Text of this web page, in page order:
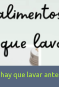
y grasas de
saber cómo
orden de los
de mayor a
primeros lugares,
añadido
que lavar